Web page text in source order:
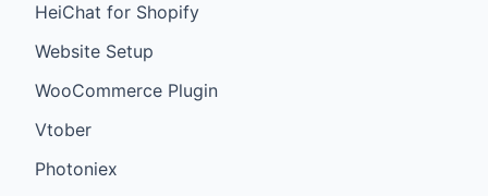
HeiChat for Shopify
Website Setup
WooCommerce Plugin
Vtober
Photoniex